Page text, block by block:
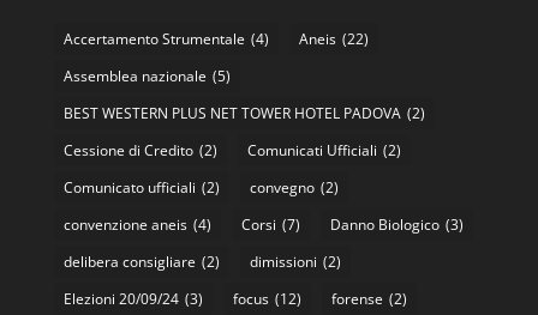
Accertamento Strumentale (4) Aneis (22)
Assemblea nazionale (5)
BEST WESTERN PLUS NET TOWER HOTEL PADOVA (2)
Cessione di Credito (2) Comunicati Ufficiali (2)
Comunicato ufficiali (2) convegno (2)
convenzione aneis (4) Corsi (7) Danno Biologico (3)
delibera consigliare (2) dimissioni (2)
Elezioni 20/09/24 (3) focus (12) forense (2)